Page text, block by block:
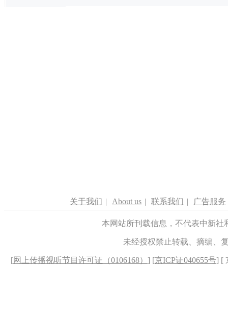
关于我们 | About us | 联系我们 | 广告服务
本网站所刊载信息，不代表中新
未经授权禁止转载、摘编、
[网上传播视听节目许可证（0106168） ] [京ICP证040655号] [